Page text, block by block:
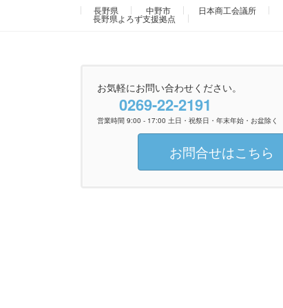
長野県 中野市 日本商工会議所
長野県よろず支援拠点
お気軽にお問い合わせください。
0269-22-2191
営業時間 9:00 - 17:00 土日・祝祭日・年末年始・お盆除く
お問合せはこちら